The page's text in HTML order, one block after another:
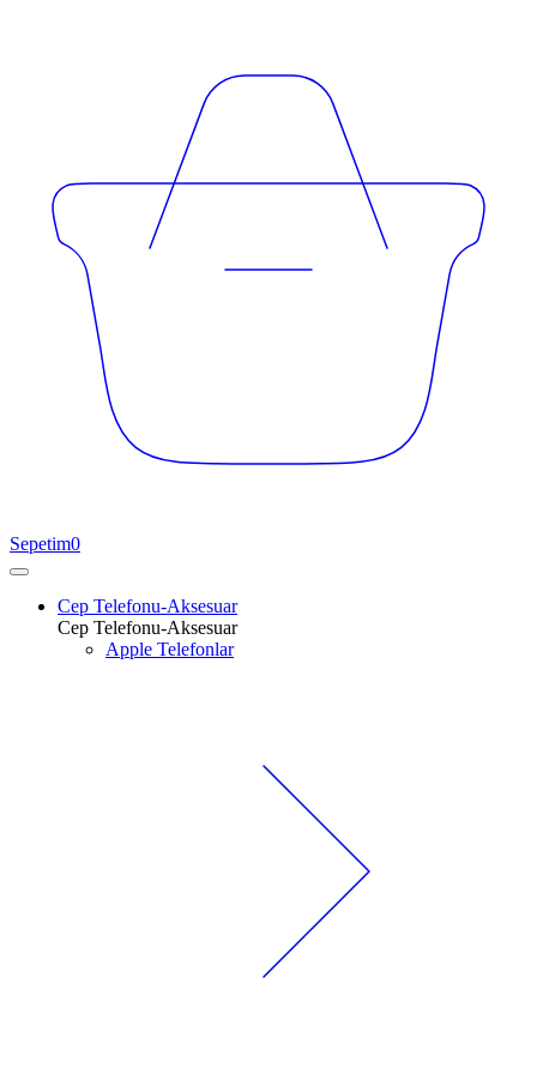
Sepetim0
Cep Telefonu-Aksesuar
Cep Telefonu-Aksesuar
Apple Telefonlar